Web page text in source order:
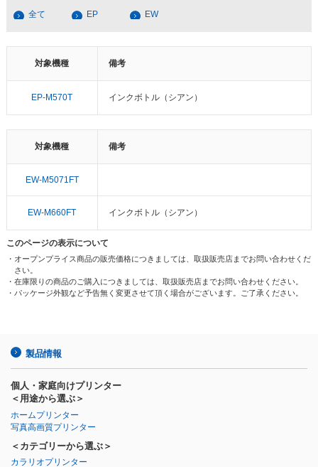
全て EP EW
対象機種 備考
EP-M570T インクボトル（シアン）
対象機種 備考
EW-M5071FT
EW-M660FT インクボトル（シアン）
このページの表示について
・オープンプライス商品の販売価格につきましては、取扱販売店までお問い合わせくだ
さい。
・在庫限りの商品のご購入につきましては、取扱販売店までお問い合わせください。
・パッケージ外観など予告無く変更させて頂く場合がございます。ご了承ください。
製品情報
個人・家庭向けプリンター
＜用途から選ぶ＞
ホームプリンター
写真高画質プリンター
＜カテゴリーから選ぶ＞
カラリオプリンター